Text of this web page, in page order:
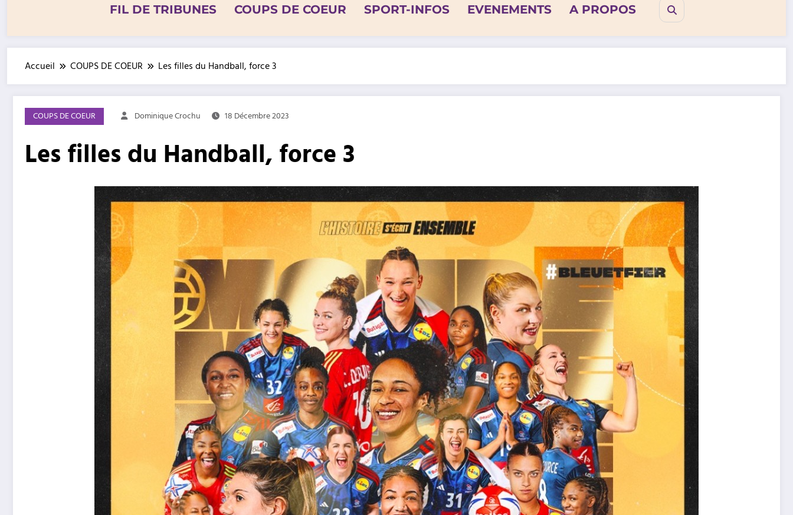
FIL DE TRIBUNES COUPS DE COEUR SPORT-INFOS EVENEMENTS A PROPOS
Accueil COUPS DE COEUR Les filles du Handball, force 3
COUPS DE COEUR Dominique Crochu 18 Décembre 2023
Les filles du Handball, force 3